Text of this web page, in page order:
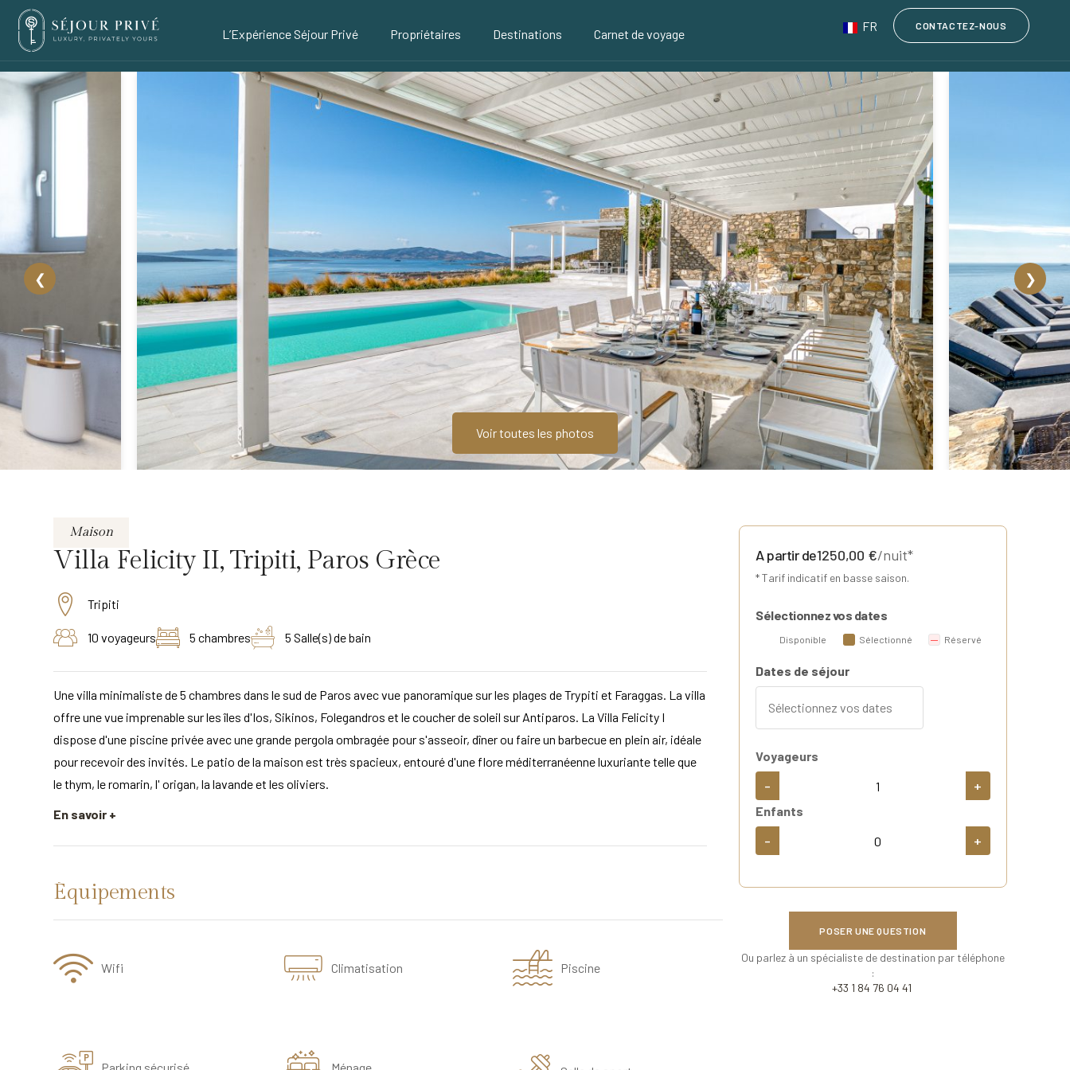
L’Expérience Séjour Privé Propriétaires Destinations Carnet de voyage
FR CONTACTEZ-NOUS
❮ ❯
Voir toutes les photos
Maison
Villa Felicity II, Tripiti, Paros Grèce
Tripiti
10 voyageurs 5 chambres 5 Salle(s) de bain
Une villa minimaliste de 5 chambres dans le sud de Paros avec vue panoramique sur les plages de Trypiti et Faraggas. La villa
offre une vue imprenable sur les îles d'Ios, Sikinos, Folegandros et le coucher de soleil sur Antiparos. La Villa Felicity I
dispose d'une piscine privée avec une grande pergola ombragée pour s'asseoir, dîner ou faire un barbecue en plein air, idéale
pour recevoir des invités. Le patio de la maison est très spacieux, entouré d'une flore méditerranéenne luxuriante telle que
le thym, le romarin, l' origan, la lavande et les oliviers.
En savoir +
Équipements
Wifi Climatisation Piscine
A partir de1250,00 €/nuit*
* Tarif indicatif en basse saison.
Sélectionnez vos dates
Disponible Sélectionné Réservé
Dates de séjour
Voyageurs
- +
Enfants
- +
POSER UNE QUESTION
Ou parlez à un spécialiste de destination par téléphone
:
+33 1 84 76 04 41